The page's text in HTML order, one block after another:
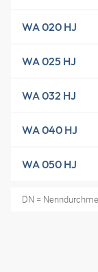
WA 020 HJ
WA 025 HJ
WA 032 HJ
WA 040 HJ
WA 050 HJ
DN =